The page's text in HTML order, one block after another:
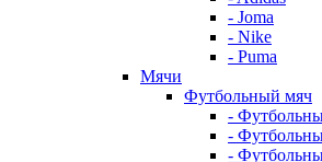
- Joma
- Nike
- Puma
Мячи
Футбольный мяч
-
-
-